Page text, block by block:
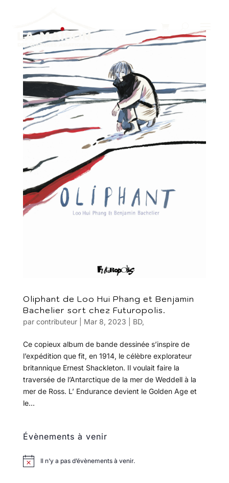
Oliphant de Loo Hui Phang et Benjamin
Bachelier sort chez Futuropolis.
par contributeur| Mar 8, 2023 BD,
Ce copieux album de bande dessinée s’inspire de
l’expédition que fit, en 1914, le célèbre explorateur
britannique Ernest Shackleton. Il voulait faire la
traversée de l’Antarctique de la mer de Weddell à la
mer de Ross. L’ Endurance devient le Golden Age et
le...
Évènements à venir
Il n’y a pas d’évènements à venir.